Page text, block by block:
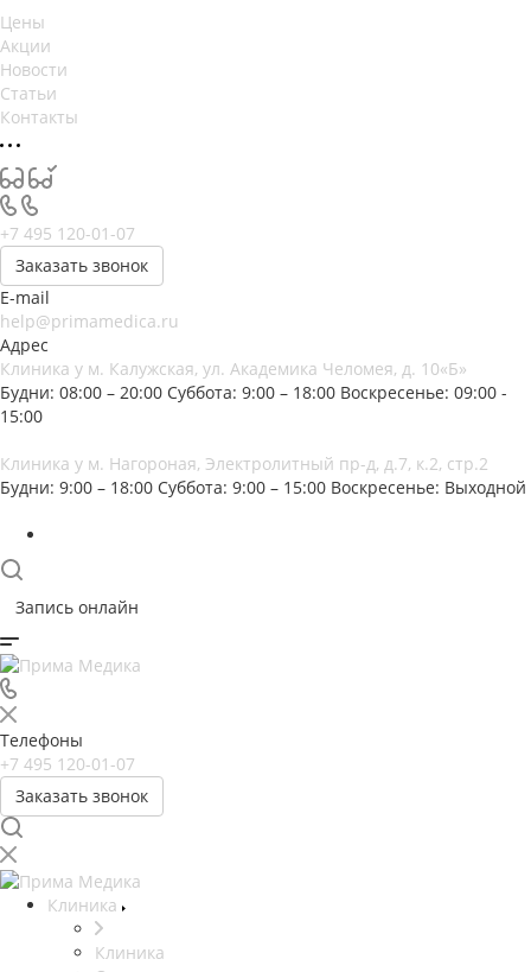
Цены
Акции
Новости
Статьи
Контакты
+7 495 120-01-07
Заказать звонок
E-mail
help@primamedica.ru
Адрес
Клиника у м. Калужская, ул. Академика Челомея, д. 10«Б»
Будни: 08:00 – 20:00 Суббота: 9:00 – 18:00 Воскресенье: 09:00 -
15:00
Клиника у м. Нагороная, Электролитный пр-д, д.7, к.2, стр.2
Будни: 9:00 – 18:00 Суббота: 9:00 – 15:00 Воскресенье: Выходной
Запись онлайн
Телефоны
+7 495 120-01-07
Заказать звонок
Клиника
Клиника